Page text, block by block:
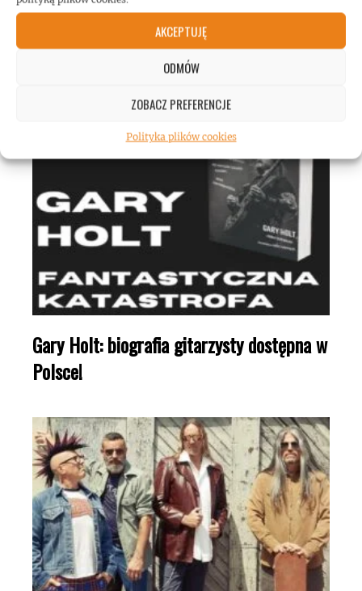
AKCEPTUJĘ
ODMÓW
ZOBACZ PREFERENCJE
Polityka plików cookies
ROCKMETAL F***T
Gary Holt: biografia gitarzysty dostępna w
Polsce!